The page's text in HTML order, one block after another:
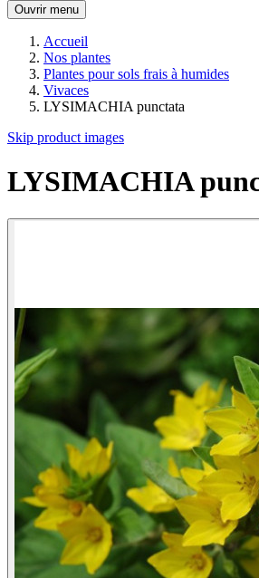
Ouvrir menu
Accueil
Nos plantes
Plantes pour sols frais à humides
Vivaces
LYSIMACHIA punctata
Skip product images
LYSIMACHIA